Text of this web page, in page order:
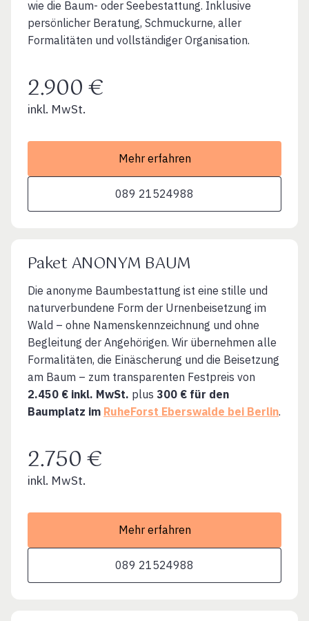
wie die Baum- oder Seebestattung. Inklusive
persönlicher Beratung, Schmuckurne, aller
Formalitäten und vollständiger Organisation.
2.900 €
inkl. MwSt.
Mehr erfahren
089 21524988
Paket ANONYM BAUM
Die anonyme Baumbestattung ist eine stille und
naturverbundene Form der Urnenbeisetzung im
Wald – ohne Namenskennzeichnung und ohne
Begleitung der Angehörigen. Wir übernehmen alle
Formalitäten, die Einäscherung und die Beisetzung
am Baum – zum transparenten Festpreis von
2.450 € inkl. MwSt. plus 300 € für den
Baumplatz im RuheForst Eberswalde bei Berlin.
2.750 €
inkl. MwSt.
Mehr erfahren
089 21524988